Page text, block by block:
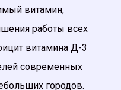
витамин,
работы всех
витамина Д-3
современных
городов.